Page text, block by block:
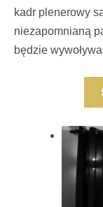
kadr plenerowy
niezapomnianą
będzie